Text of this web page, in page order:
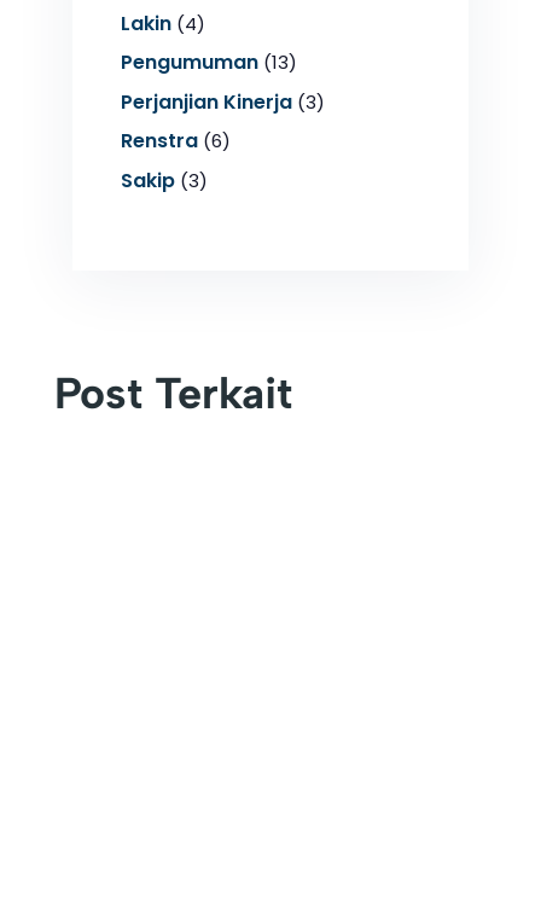
Lakin(4)
Pengumuman(13)
Perjanjian Kinerja(3)
Renstra(6)
Sakip(3)
Post Terkait